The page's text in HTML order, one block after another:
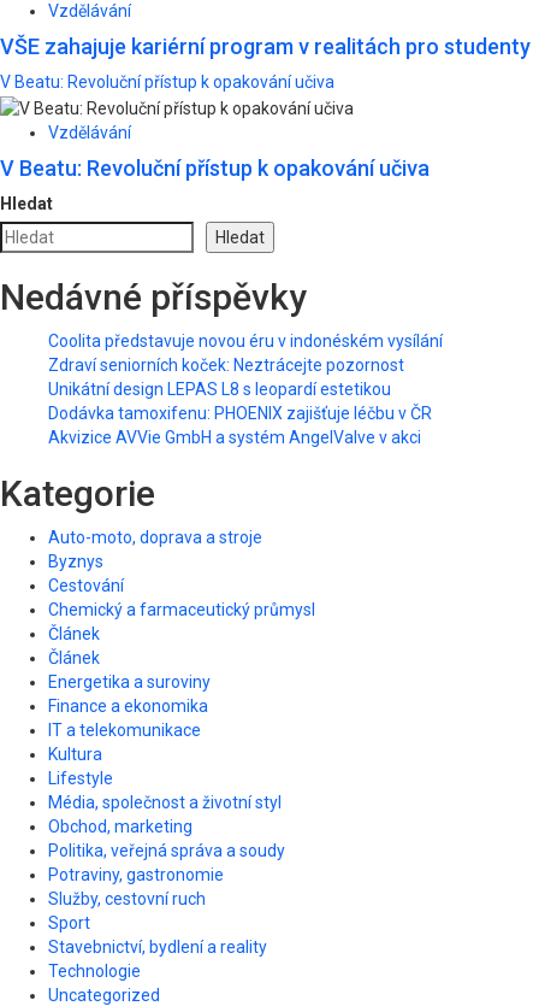
Vzdělávání
VŠE zahajuje kariérní program v realitách pro studenty
V Beatu: Revoluční přístup k opakování učiva
Vzdělávání
V Beatu: Revoluční přístup k opakování učiva
Hledat
Hledat
Nedávné příspěvky
Coolita představuje novou éru v indonéském vysílání
Zdraví seniorních koček: Neztrácejte pozornost
Unikátní design LEPAS L8 s leopardí estetikou
Dodávka tamoxifenu: PHOENIX zajišťuje léčbu v ČR
Akvizice AVVie GmbH a systém AngelValve v akci
Kategorie
Auto-moto, doprava a stroje
Byznys
Cestování
Chemický a farmaceutický průmysl
Článek
Článek
Energetika a suroviny
Finance a ekonomika
IT a telekomunikace
Kultura
Lifestyle
Média, společnost a životní styl
Obchod, marketing
Politika, veřejná správa a soudy
Potraviny, gastronomie
Služby, cestovní ruch
Sport
Stavebnictví, bydlení a reality
Technologie
Uncategorized